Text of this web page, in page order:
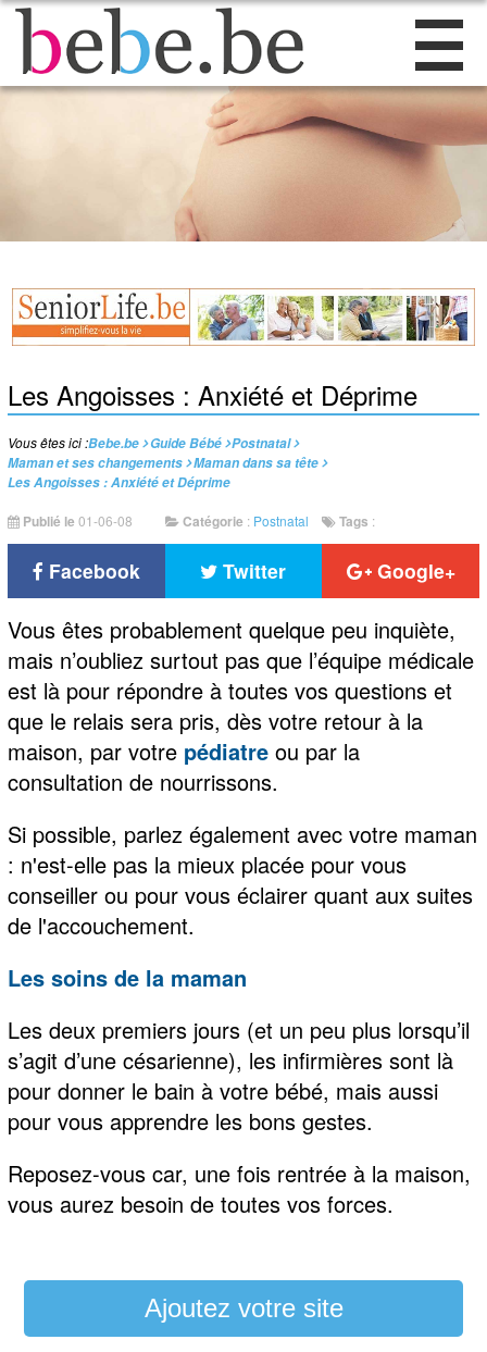
Les Angoisses : Anxiété et Déprime
Vous êtes ici :Bebe.be Guide Bébé Postnatal
Maman et ses changements Maman dans sa tête
Les Angoisses : Anxiété et Déprime
Publié le 01-06-08 Catégorie : Postnatal Tags :
Facebook Twitter Google+
Vous êtes probablement quelque peu inquiète,
mais n’oubliez surtout pas que l’équipe médicale
est là pour répondre à toutes vos questions et
que le relais sera pris, dès votre retour à la
maison, par votre pédiatre ou par la
consultation de nourrissons.
Si possible, parlez également avec votre maman
: n'est-elle pas la mieux placée pour vous
conseiller ou pour vous éclairer quant aux suites
de l'accouchement.
Les soins de la maman
Les deux premiers jours (et un peu plus lorsqu’il
s’agit d’une césarienne), les infirmières sont là
pour donner le bain à votre bébé, mais aussi
pour vous apprendre les bons gestes.
Reposez-vous car, une fois rentrée à la maison,
vous aurez besoin de toutes vos forces.
Ajoutez votre site